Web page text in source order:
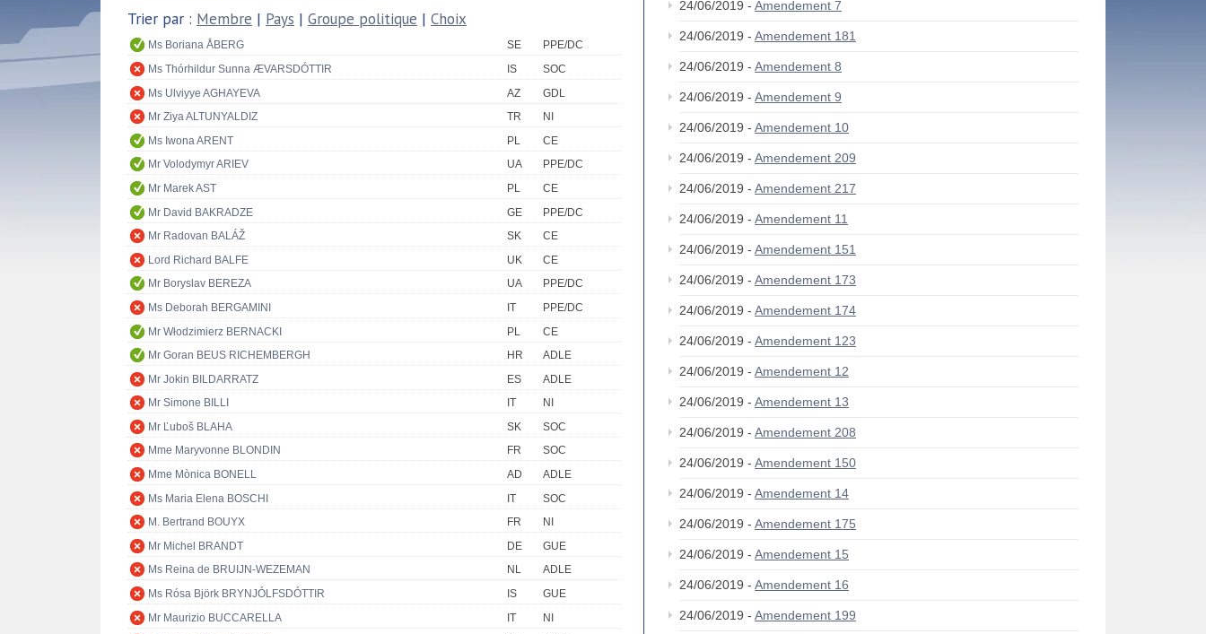
Trier par : Membre | Pays | Groupe politique | Choix
Ms Boriana ÅBERG SE
PPE/DC
Ms Thórhildur Sunna ÆVARSDÓTTIR
IS
SOC
Ms Ulviyye AGHAYEVA
AZ
GDL
Mr Ziya ALTUNYALDIZ
TR
NI
Ms Iwona ARENT
PL
CE
Mr Volodymyr ARIEV
UA
PPE/DC
Mr Marek AST
PL
CE
Mr David BAKRADZE
GE
PPE/DC
Mr Radovan BALÁŽ
SK
CE
Lord Richard BALFE
UK
CE
Mr Boryslav BEREZA
UA
PPE/DC
Ms Deborah BERGAMINI
IT
PPE/DC
Mr Włodzimierz BERNACKI
PL
CE
Mr Goran BEUS RICHEMBERGH
HR
ADLE
Mr Jokin BILDARRATZ
ES
ADLE
Mr Simone BILLI
IT
NI
Mr Ľuboš BLAHA
SK
SOC
Mme Maryvonne BLONDIN
FR
SOC
Mme Mònica BONELL
AD
ADLE
Ms Maria Elena BOSCHI
IT
SOC
M. Bertrand BOUYX
FR
NI
Mr Michel BRANDT
DE
GUE
Ms Reina de BRUIJN-WEZEMAN
NL
ADLE
Ms Rósa Björk BRYNJÓLFSDÓTTIR
IS
GUE
Mr Maurizio BUCCARELLA
IT
NI
24/06/2019 - Amendement 7
24/06/2019 - Amendement 181
24/06/2019 - Amendement 8
24/06/2019 - Amendement 9
24/06/2019 - Amendement 10
24/06/2019 - Amendement 209
24/06/2019 - Amendement 217
24/06/2019 - Amendement 11
24/06/2019 - Amendement 151
24/06/2019 - Amendement 173
24/06/2019 - Amendement 174
24/06/2019 - Amendement 123
24/06/2019 - Amendement 12
24/06/2019 - Amendement 13
24/06/2019 - Amendement 208
24/06/2019 - Amendement 150
24/06/2019 - Amendement 14
24/06/2019 - Amendement 175
24/06/2019 - Amendement 15
24/06/2019 - Amendement 16
24/06/2019 - Amendement 199